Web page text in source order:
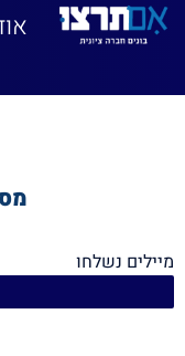
לתוכן
מיילים נשלחו